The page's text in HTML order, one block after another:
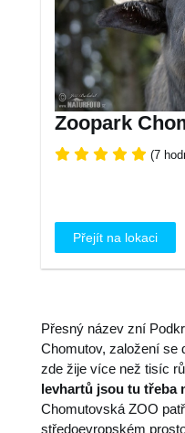
Zoopark
(7
Přejít na lokaci
Přesný název zní
Chomutov, založení se
zde žije více než tisíc
levhartů jsou tu třeba
Chomutovská ZOO
středoevropském